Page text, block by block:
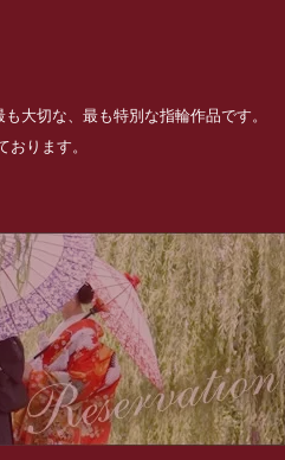
大切な、最も特別な指輪作品です。
ります。